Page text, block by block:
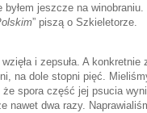
byłem jeszcze na
” piszą o Szkieletorze.
i zepsuła. A konkretnie
na dole stopni pięć.
że spora część jej psucia
nawet dwa razy.